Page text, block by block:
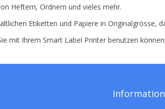
Heftern, Ordnern und vieles mehr.
Etiketten und Papiere in Originalgrösse,
mit Ihrem Smart Label Printer benutzen